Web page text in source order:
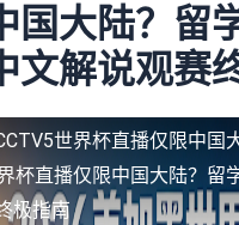
国大陆？留
文解说观赛
世界杯直播仅限中国
杯直播仅限中国大陆？留
极指南